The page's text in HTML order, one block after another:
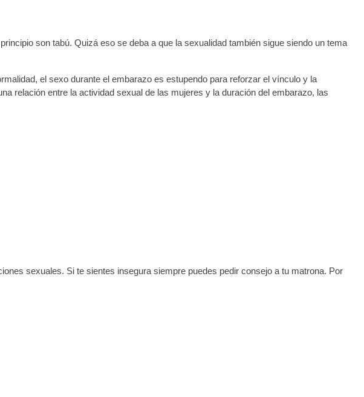
son tabú. Quizá eso se deba a que la sexualidad también sigue siendo un tema
el sexo durante el embarazo es estupendo para reforzar el vínculo y la
relación entre la actividad sexual de las mujeres y la duración del embarazo, las
sexuales. Si te sientes insegura siempre puedes pedir consejo a tu matrona. Por